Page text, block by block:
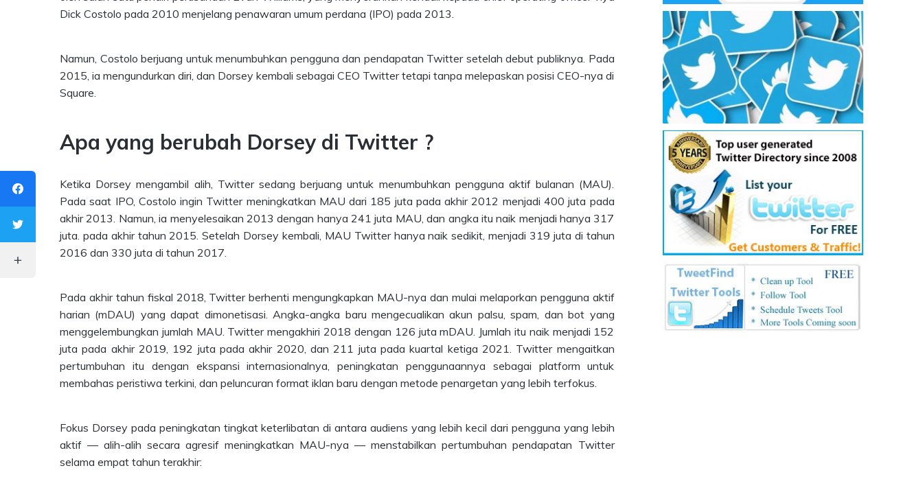
Dick Costolo pada 2010 menjelang penawaran umum perdana (IPO) pada 2013.
Namun, Costolo berjuang untuk menumbuhkan pengguna dan pendapatan Twitter setelah debut publiknya. Pada
2015, ia mengundurkan diri, dan Dorsey kembali sebagai CEO Twitter tetapi tanpa melepaskan posisi CEO-nya di
Square.
Apa yang berubah Dorsey di Twitter ?
Ketika Dorsey mengambil alih, Twitter sedang berjuang untuk menumbuhkan pengguna aktif bulanan (MAU).
Pada saat IPO, Costolo ingin Twitter meningkatkan MAU dari 185 juta pada akhir 2012 menjadi 400 juta pada
akhir 2013. Namun, ia menyelesaikan 2013 dengan hanya 241 juta MAU, dan angka itu naik menjadi hanya 317
juta. pada akhir tahun 2015. Setelah Dorsey kembali, MAU Twitter hanya naik sedikit, menjadi 319 juta di tahun
2016 dan 330 juta di tahun 2017.
Pada akhir tahun fiskal 2018, Twitter berhenti mengungkapkan MAU-nya dan mulai melaporkan pengguna aktif
harian (mDAU) yang dapat dimonetisasi. Angka-angka baru mengecualikan akun palsu, spam, dan bot yang
menggelembungkan jumlah MAU. Twitter mengakhiri 2018 dengan 126 juta mDAU. Jumlah itu naik menjadi 152
juta pada akhir 2019, 192 juta pada akhir 2020, dan 211 juta pada kuartal ketiga 2021. Twitter mengaitkan
pertumbuhan itu dengan ekspansi internasionalnya, peningkatan penggunaannya sebagai platform untuk
membahas peristiwa terkini, dan peluncuran format iklan baru dengan metode penargetan yang lebih terfokus.
Fokus Dorsey pada peningkatan tingkat keterlibatan di antara audiens yang lebih kecil dari pengguna yang lebih
aktif — alih-alih secara agresif meningkatkan MAU-nya — menstabilkan pertumbuhan pendapatan Twitter
selama empat tahun terakhir: